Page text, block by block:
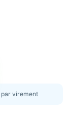
par virement